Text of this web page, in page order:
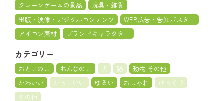
クレーンゲームの景品
玩具・雑貨
出版・映像・デジタルコンテンツ
WEB広告・告知ポスター
アイコン素材
ブランドキャラクター
カテゴリー
おとこのこ おんなのこ 犬 猫
動物 その他
かわいい
かっこいい ゆるい おしゃれ
びっくり
その他